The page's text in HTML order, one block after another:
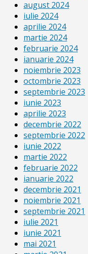
august 2024
iulie 2024
aprilie 2024
martie 2024
februarie 2024
ianuarie 2024
noiembrie 2023
octombrie 2023
septembrie 2023
iunie 2023
aprilie 2023
decembrie 2022
septembrie 2022
iunie 2022
martie 2022
februarie 2022
ianuarie 2022
decembrie 2021
noiembrie 2021
septembrie 2021
iulie 2021
iunie 2021
mai 2021